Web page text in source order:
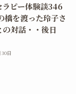
ラピー体験談346
橋を渡った玲子さ
の対話・・後日
日